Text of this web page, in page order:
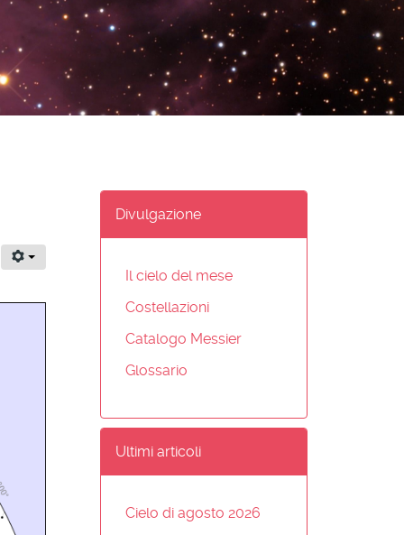
Divulgazione
Il cielo del mese
Costellazioni
Catalogo Messier
Glossario
Ultimi articoli
Cielo di agosto 2026